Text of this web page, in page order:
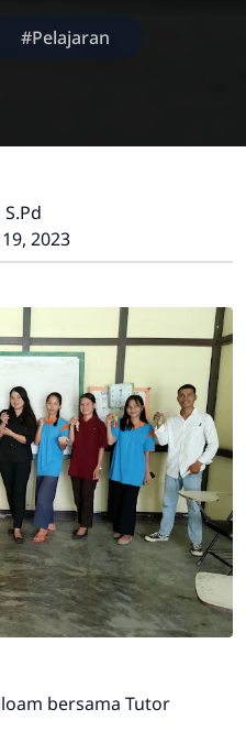
#Pelajaran
2023
bersama Tutor